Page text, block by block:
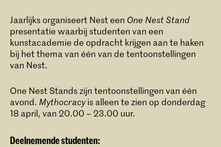
Jaarlijks organiseert Nest een One Nest Stand
presentatie waarbij studenten van een
kunstacademie de opdracht krijgen aan te haken
bij het thema van één van de tentoonstellingen
van Nest.
One Nest Stands zijn tentoonstellingen van één
avond. Mythocracyis alleen te zien op donderdag
18 april, van 20.00 – 23.00 uur.
Deelnemende studenten: